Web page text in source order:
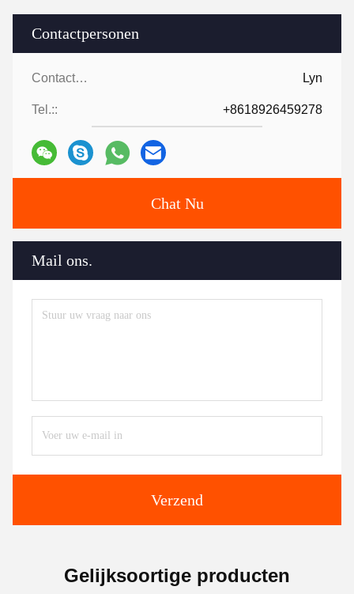
Contactpersonen
Contactpersonen: Lyn
Tel.:: +8618926459278
Chat Nu
Mail ons.
Verzend
Gelijksoortige producten